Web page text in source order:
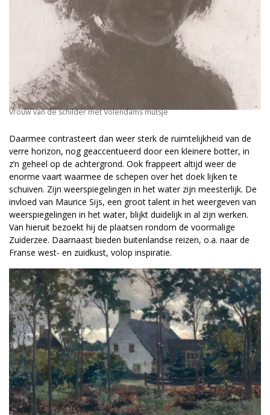
Vrouw van de schilder met Volendams mutsje
Daarmee contrasteert dan weer sterk de ruimtelijkheid van de
verre horizon, nog geaccentueerd door een kleinere botter, in
z’n geheel op de achtergrond. Ook frappeert altijd weer de
enorme vaart waarmee de schepen over het doek lijken te
schuiven. Zijn weerspiegelingen in het water zijn meesterlijk. De
invloed van Maurice Sijs, een groot talent in het weergeven van
weerspiegelingen in het water, blijkt duidelijk in al zijn werken.
Van hieruit bezoekt hij de plaatsen rondom de voormalige
Zuiderzee. Daarnaast bieden buitenlandse reizen, o.a. naar de
Franse west- en zuidkust, volop inspiratie.